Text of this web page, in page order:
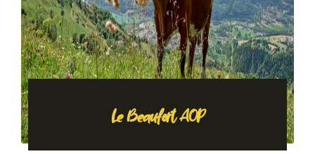
Le Beaufort AOP